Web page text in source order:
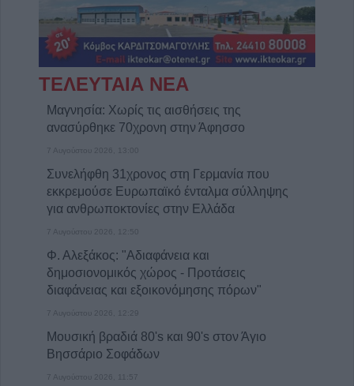
ΤΕΛΕΥΤΑΙΑ ΝΕΑ
Μαγνησία: Χωρίς τις αισθήσεις της
ανασύρθηκε 70χρονη στην Άφησσο
7 Αυγούστου 2026, 13:00
Συνελήφθη 31χρονος στη Γερμανία που
εκκρεμούσε Ευρωπαϊκό ένταλμα σύλληψης
για ανθρωποκτονίες στην Ελλάδα
7 Αυγούστου 2026, 12:50
Φ. Αλεξάκος: "Αδιαφάνεια και
δημοσιονομικός χώρος - Προτάσεις
διαφάνειας και εξοικονόμησης πόρων"
7 Αυγούστου 2026, 12:29
Μουσική βραδιά 80's και 90's στον Άγιο
Βησσάριο Σοφάδων
7 Αυγούστου 2026, 11:57